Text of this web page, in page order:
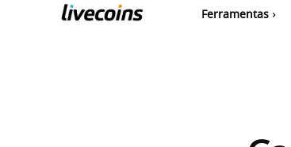
Ferramentas